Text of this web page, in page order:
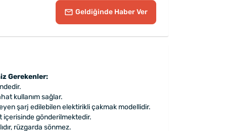
Geldiğinde Haber Ver
Gerekenler:
kullanım sağlar.
şarj edilebilen elektirikli çakmak modellidir.
içerisinde gönderilmektedir.
rüzgarda sönmez.